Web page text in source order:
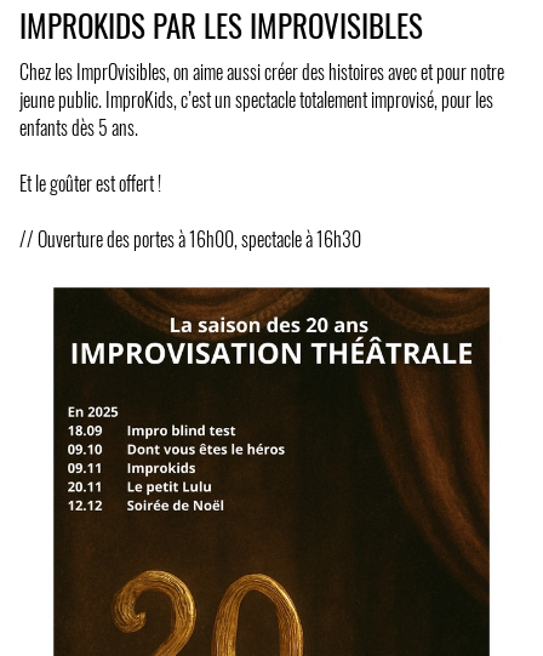
IMPROKIDS PAR LES IMPROVISIBLES
Chez les ImprOvisibles, on aime aussi créer des histoires avec et pour notre
jeune public. ImproKids, c’est un spectacle totalement improvisé, pour les
enfants dès 5 ans.
Et le goûter est offert !
// Ouverture des portes à 16h00, spectacle à 16h30